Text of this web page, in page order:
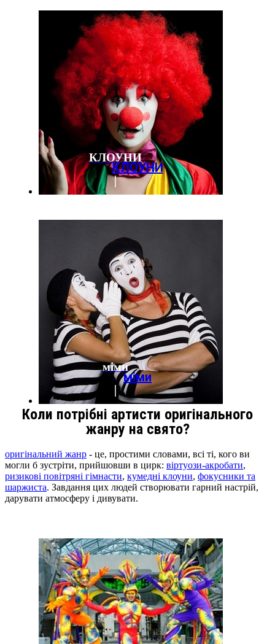
КЛОУНИ
КЛОУНИ
міми
міми
Коли потрібні артисти оригінального
жанру на свято?
оригінальний жанр - це, простими словами, всі ті, кого ви
могли б зустріти, прийшовши в цирк: віртуози-акробати,
ризикові повітряні гімнасти, кумедні клоуни, фокусники та
шаржиста. Завдання цих людей створювати гарний настрій,
дарувати атмосферу і дивувати.